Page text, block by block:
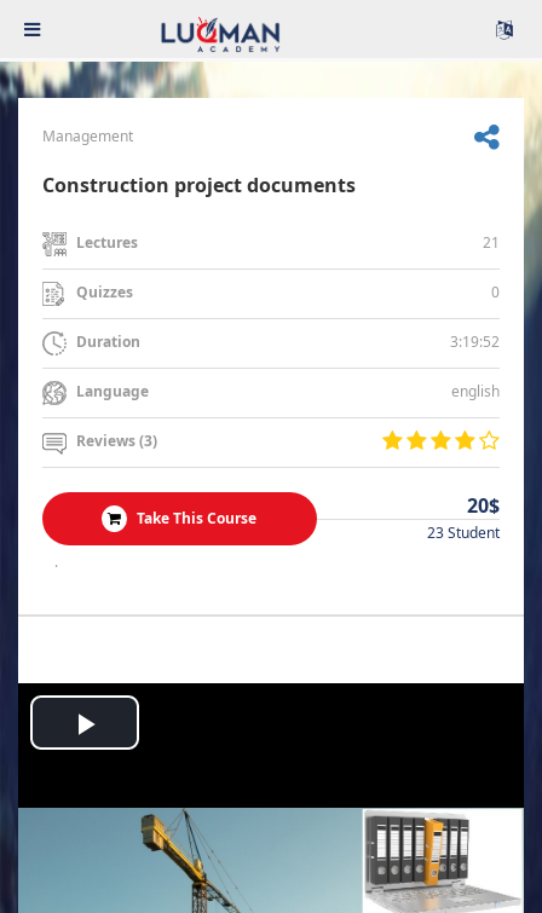
Management
Construction project documents
Lectures 21
Quizzes 0
Duration 3:19:52
Language english
Reviews (3)
Take This Course 20$
23 Student
.
Play
Video